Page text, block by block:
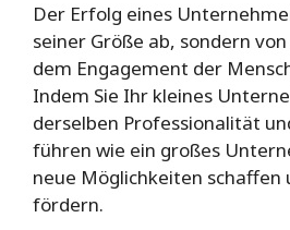
Der Erfolg eines
seiner Größe ab, sondern
dem Engagement der
Indem Sie Ihr kleines
derselben Professionalität
führen wie ein großes
neue Möglichkeiten schaffen
fördern.